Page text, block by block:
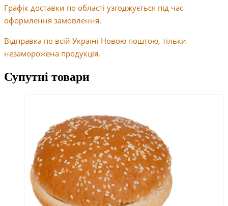
Графік доставки по області узгоджується під час
оформлення замовлення.
Відправка по всій Україні Новою поштою, тільки
незаморожена продукція.
Супутні товари